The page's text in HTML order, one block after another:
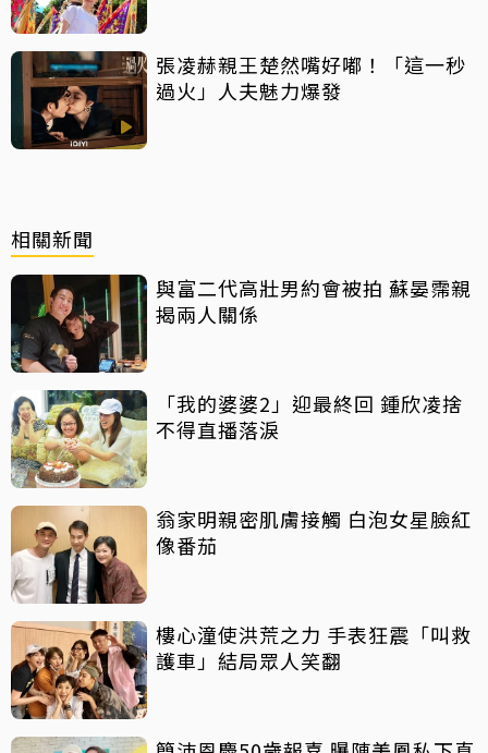
張凌赫親王楚然嘴好嘟！「這一秒
過火」人夫魅力爆發
相關新聞
與富二代高壯男約會被拍 蘇晏霈親
揭兩人關係
「我的婆婆2」迎最終回 鍾欣凌捨
不得直播落淚
翁家明親密肌膚接觸 白泡女星臉紅
像番茄
樓心潼使洪荒之力 手表狂震「叫救
護車」結局眾人笑翻